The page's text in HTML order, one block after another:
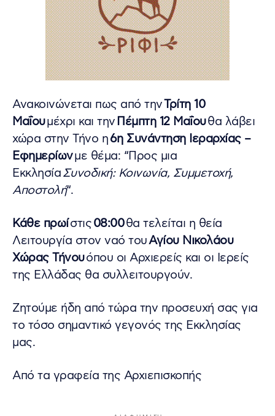
Ανακοινώνεται πως από τηνΤρίτη 10
Μαΐουμέχρι και τηνΠέμπτη 12 Μαΐουθα λάβει
χώρα στην Τήνο η6η Συνάντηση Ιεραρχίας –
Εφημερίωνμε θέμα: “Προς μια
ΕκκλησίαΣυνοδική: Κοινωνία, Συμμετοχή,
Αποστολή“.
Κάθε πρωίστις08:00θα τελείται η θεία
Λειτουργία στον ναό τουΑγίου Νικολάου
Χώρας Τήνουόπου οι Αρχιερείς και οι Ιερείς
της Ελλάδας θα συλλειτουργούν.
Ζητούμε ήδη από τώρα την προσευχή σας για
το τόσο σημαντικό γεγονός της Εκκλησίας
μας.
Από τα γραφεία της Αρχιεπισκοπής